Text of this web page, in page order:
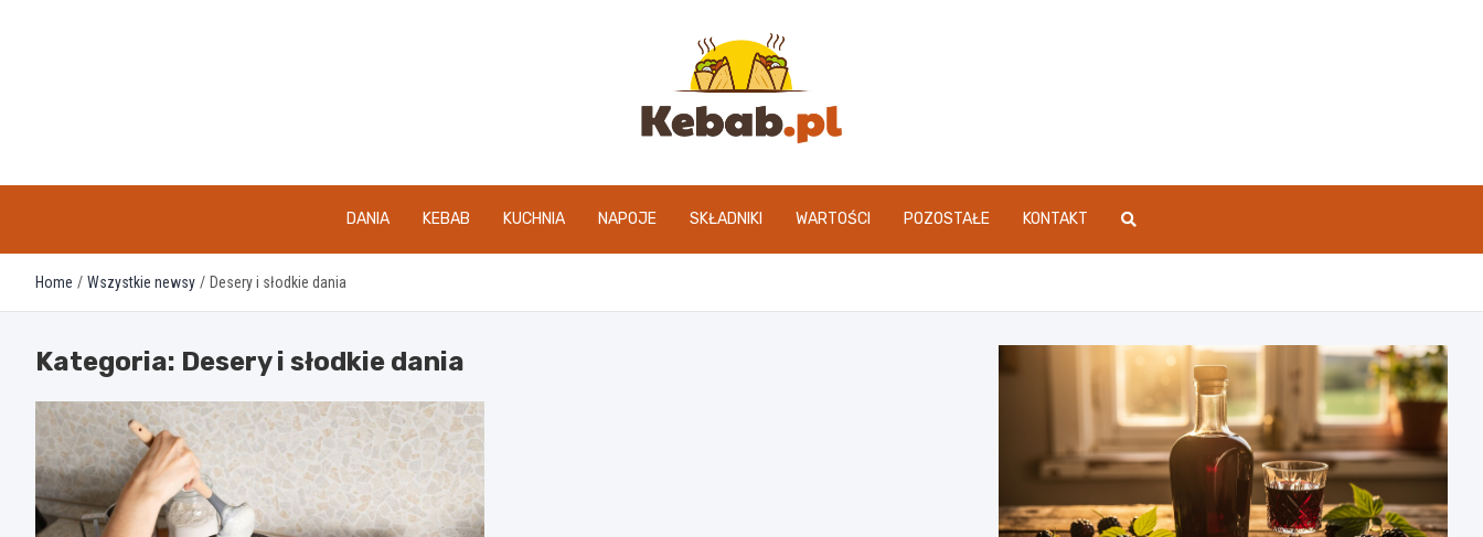
DANIA KEBAB KUCHNIA NAPOJE SKŁADNIKI WARTOŚCI POZOSTAŁE KONTAKT
Home Wszystkie newsy Desery i słodkie dania
Kategoria: Desery i słodkie dania